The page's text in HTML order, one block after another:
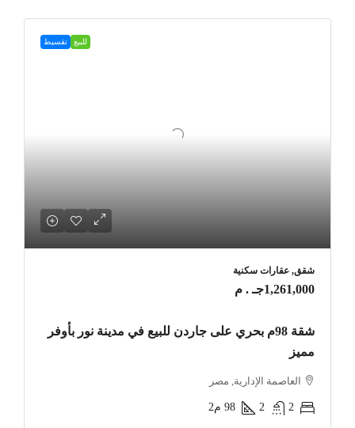
للبيع تقسيط
شقق, عقارات سكنية
1,261,000جـ . م
شقة 98م بحري على جاردن للبيع في مدينة نور بأوفر
مميز
العاصمة الإدارية, مصر
2
2
98 م2